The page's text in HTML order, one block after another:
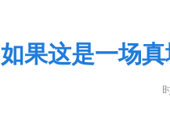
如果这是一场